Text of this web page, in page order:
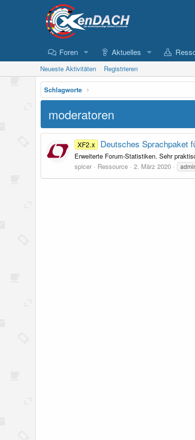
Foren Aktuelles
Neueste Aktivitäten Registrieren
Schlagworte
moderatoren
XF2.x Deutsches Sprachpaket
Erweiterte Forum-Statistiken. Sehr
spicer
Ressource 2. März 2020